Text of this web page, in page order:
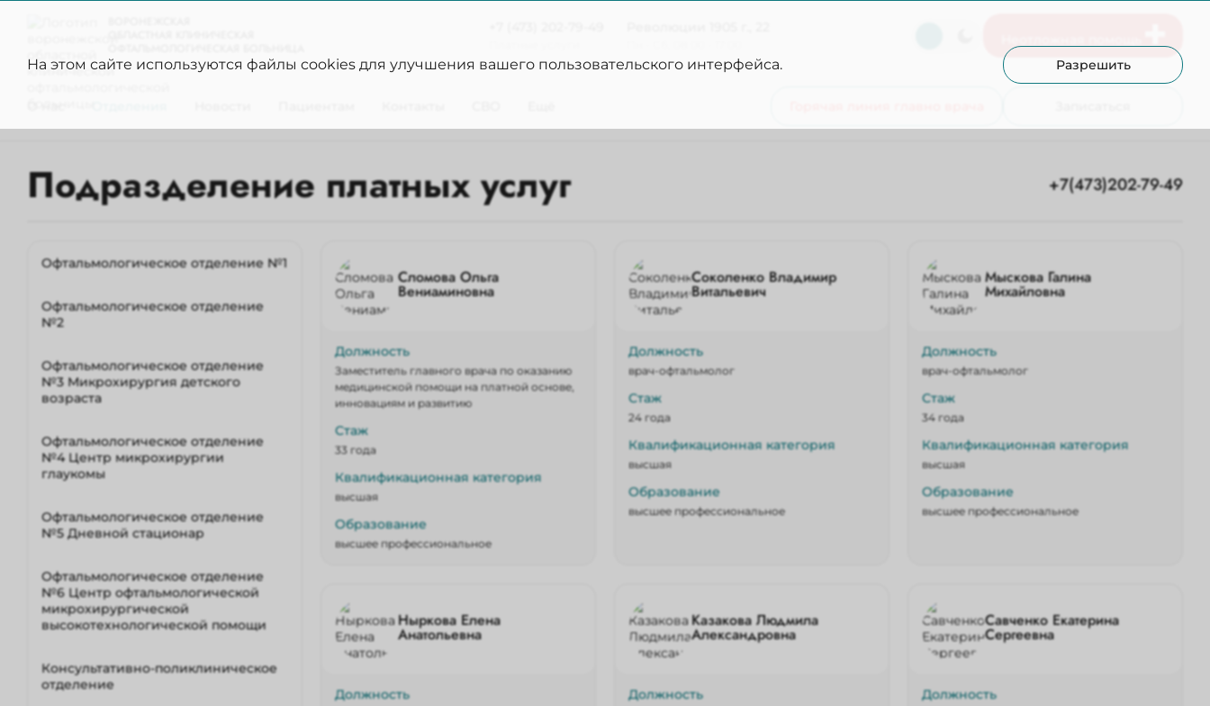
На этом сайте используются файлы cookies для улучшения вашего пользовательского интерфейса. Разрешить
Подразделение платных услуг +7(473)202-79-49
Офтальмологическое отделение №1
Офтальмологическое отделение
№2
Офтальмологическое отделение
№3 Микрохирургия детского
возраста
Офтальмологическое отделение
№4 Центр микрохирургии
глаукомы
Офтальмологическое отделение
№5 Дневной стационар
Офтальмологическое отделение
№6 Центр офтальмологической
микрохирургической
высокотехнологической помощи
Консультативно-поликлиническое
отделение
Сломова Ольга
Вениаминовна
Должность
Заместитель главного врача по оказанию
медицинской помощи на платной основе,
инновациям и развитию
Стаж
33 года
Квалификационная категория
высшая
Образование
высшее профессиональное
Соколенко Владимир
Витальевич
Должность
врач-офтальмолог
Стаж
24 года
Квалификационная категория
высшая
Образование
высшее профессиональное
Мыскова Галина
Михайловна
Должность
врач-офтальмолог
Стаж
34 года
Квалификационная категория
высшая
Образование
высшее профессиональное
Ныркова Елена
Анатольевна
Должность
Казакова Людмила
Александровна
Должность
Савченко Екатерина
Сергеевна
Должность